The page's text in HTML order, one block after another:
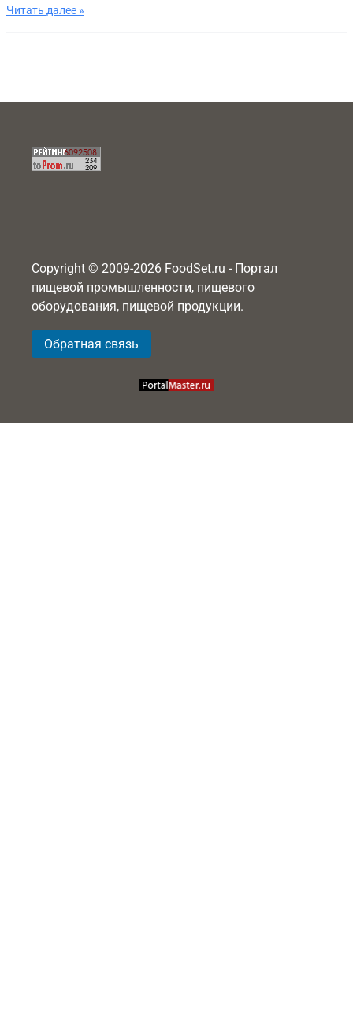
Читать далее »
Copyright © 2009-2026 FoodSet.ru - Портал
пищевой промышленности, пищевого
оборудования, пищевой продукции.
Обратная связь